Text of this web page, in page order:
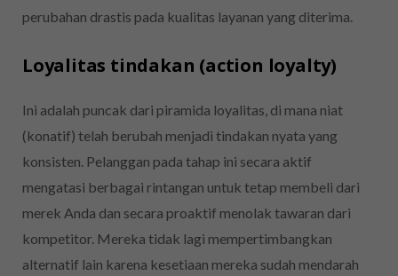
perubahan drastis pada kualitas layanan yang diterima.
Loyalitas tindakan (action loyalty)
Ini adalah puncak dari piramida loyalitas, di mana niat
(konatif) telah berubah menjadi tindakan nyata yang
konsisten. Pelanggan pada tahap ini secara aktif
mengatasi berbagai rintangan untuk tetap membeli dari
merek Anda dan secara proaktif menolak tawaran dari
kompetitor. Mereka tidak lagi mempertimbangkan
alternatif lain karena kesetiaan mereka sudah mendarah